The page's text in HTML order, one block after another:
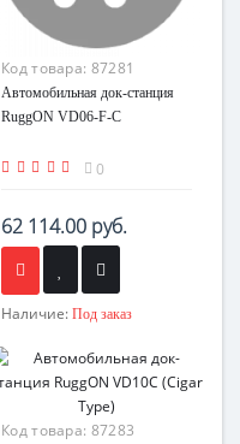
Код товара: 87281
Автомобильная док-станция
RuggON VD06-F-C
0
62 114.00 руб.
Наличие: Под заказ
Код товара: 87283